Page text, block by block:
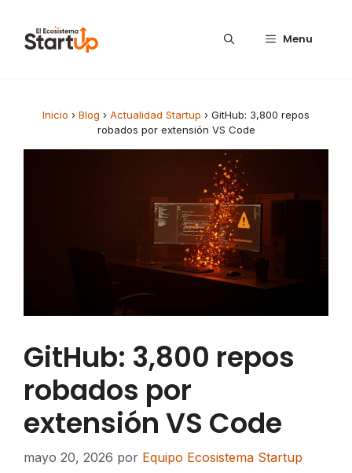
Menu
Inicio › Blog › Actualidad Startup › GitHub: 3,800 repos
robados por extensión VS Code
GitHub: 3,800 repos
robados por
extensión VS Code
mayo 20, 2026 por Equipo Ecosistema Startup